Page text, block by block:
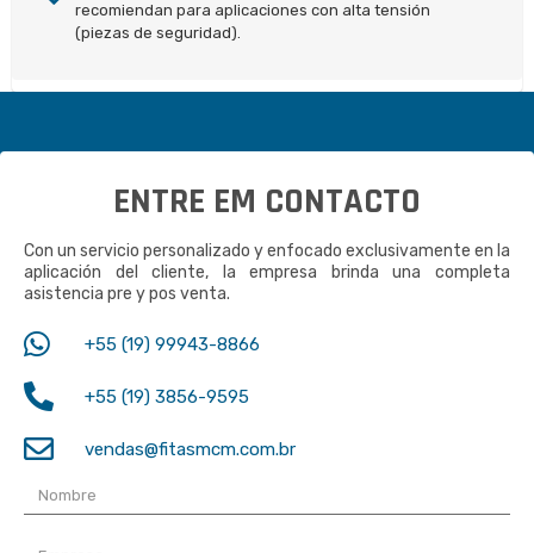
recomiendan para aplicaciones con alta tensión
(piezas de seguridad).
ENTRE EM CONTACTO
Con un servicio personalizado y enfocado exclusivamente en la
aplicación del cliente, la empresa brinda una completa
asistencia pre y pos venta.
+55 (19) 99943-8866
+55 (19) 3856-9595
vendas@fitasmcm.com.br